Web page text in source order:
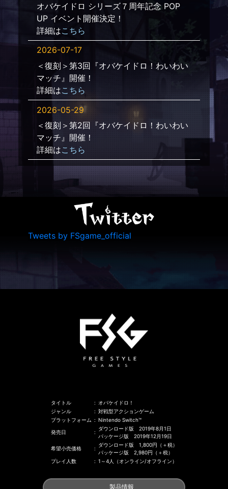
オバケイドロ シリーズ７周年記念 POP
UP イベント開催決定！
詳細はこちら
2026-07-17
＜復刻＞第3回『オバケイドロ！わいわい
マッチ』開催！
詳細はこちら
2026-05-29
＜復刻＞第2回『オバケイドロ！わいわい
マッチ』開催！
詳細はこちら
2026-04-24
『オバケイドロ！イースター』開催！
こちら
2026-03-18
＜復刻＞第1回『オバケイドロ！わいわい
＜復刻＞『冬模様マップ』配信決定！
シリーズ初のプライズが登場。1 月30 日
（金）より展開開始！！
こちら
ユーザーサポート 年末年始休業日のお知
らせ
詳細は こちら
2025-12-17
＜復刻＞第3回『オバケイドロ！わいわい
詳細は
Tweets by FSgame_official
タイトル : オバケイドロ！
ジャンル
: 対戦型アクションゲーム
プラットフォーム : Nintendo Switch™
発売日
:
ダウンロード版 2019年8月1日
パッケージ版 2019年12月19日
希望小売価格
:
ダウンロード版 1,800円（＋税）
パッケージ版 2,980円（＋税）
プレイ人数
: 1～4人（オンライン/オフライン）
製品情報